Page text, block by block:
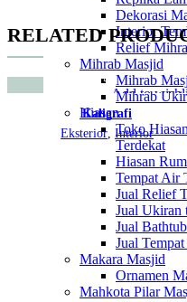
Dekorasi
Interior
Relief
Mihrab Masjid
Mihrab
Mihrab
Hiasan
Toko
Terdekat
Hiasan
Tempat Air
Jual Relief
Jual Ukiran
Jual
Jual
Makara Masjid
Ornamen
Mahkota Pilar
RELATED
Add to
Kaligrafi
Eksterior, Interior